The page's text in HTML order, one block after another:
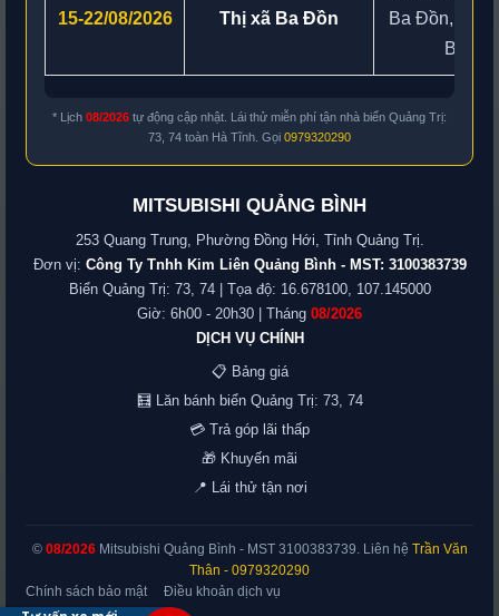
15-22/08/2026 Thị xã Ba Đồn
Ba Đồn,
Ba
* Lịch 08/2026 tự động cập nhật. Lái thử miễn phí tận nhà biển Quảng Trị:
73, 74 toàn Hà Tĩnh. Gọi 0979320290
MITSUBISHI QUẢNG BÌNH
253 Quang Trung, Phường Đồng Hới, Tỉnh Quảng Trị.
Đơn vị: Công Ty Tnhh Kim Liên Quảng Bình - MST: 3100383739
Biển Quảng Trị: 73, 74 | Tọa độ: 16.678100, 107.145000
Giờ: 6h00 - 20h30 | Tháng 08/2026
DỊCH VỤ CHÍNH
📋 Bảng giá
🧮 Lăn bánh biển Quảng Trị: 73, 74
💳 Trả góp lãi thấp
🎁 Khuyến mãi
📍 Lái thử tận nơi
© 08/2026Mitsubishi Quảng Bình - MST 3100383739. Liên hệ
Trần Văn
Thân - 0979320290
Chính sách bảo mật
Điều khoản dịch vụ